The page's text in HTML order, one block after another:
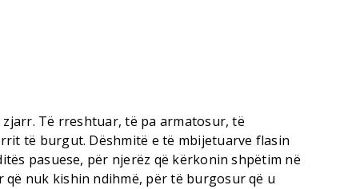
Të rreshtuar, të pa armatosur, të
të burgut. Dëshmitë e të mbijetuarve flasin
pasuese, për njerëz që kërkonin shpëtim në
nuk kishin ndihmë, për të burgosur që u